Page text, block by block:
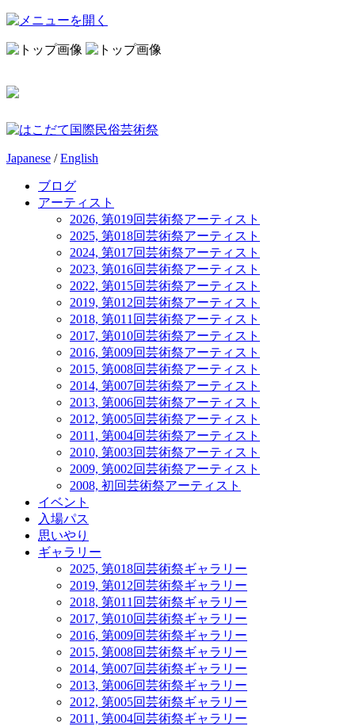
Japanese /English
ブログ
アーティスト
2026, 第019回芸術祭アーティスト
2025, 第018回芸術祭アーティスト
2024, 第017回芸術祭アーティスト
2023, 第016回芸術祭アーティスト
2022, 第015回芸術祭アーティスト
2019, 第012回芸術祭アーティスト
2018, 第011回芸術祭アーティスト
2017, 第010回芸術祭アーティスト
2016, 第009回芸術祭アーティスト
2015, 第008回芸術祭アーティスト
2014, 第007回芸術祭アーティスト
2013, 第006回芸術祭アーティスト
2012, 第005回芸術祭アーティスト
2011, 第004回芸術祭アーティスト
2010, 第003回芸術祭アーティスト
2009, 第002回芸術祭アーティスト
2008, 初回芸術祭アーティスト
イベント
入場パス
思いやり
ギャラリー
2025, 第018回芸術祭ギャラリー
2019, 第012回芸術祭ギャラリー
2018, 第011回芸術祭ギャラリー
2017, 第010回芸術祭ギャラリー
2016, 第009回芸術祭ギャラリー
2015, 第008回芸術祭ギャラリー
2014, 第007回芸術祭ギャラリー
2013, 第006回芸術祭ギャラリー
2012, 第005回芸術祭ギャラリー
2011, 第004回芸術祭ギャラリー